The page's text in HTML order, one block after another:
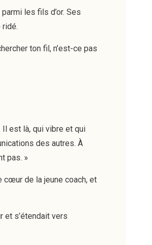
les fils d’or. Ses
ridé.
ton fil, n’est-ce pas
Il est là, qui vibre et qui
des autres. À
pas. »
cœur de la jeune coach, et
et s’étendait vers